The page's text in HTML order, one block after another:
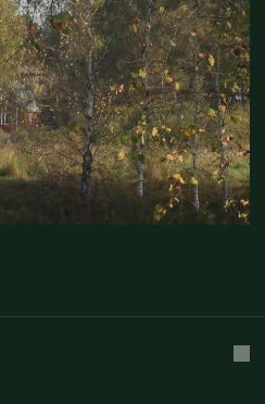
умение
мазок
свет
Когда мы
мы по-